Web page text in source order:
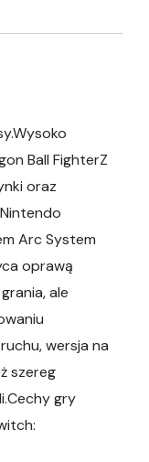
Ball FighterZ
oraz
Arc System
oprawą
ale
wersja na
szereg
gry